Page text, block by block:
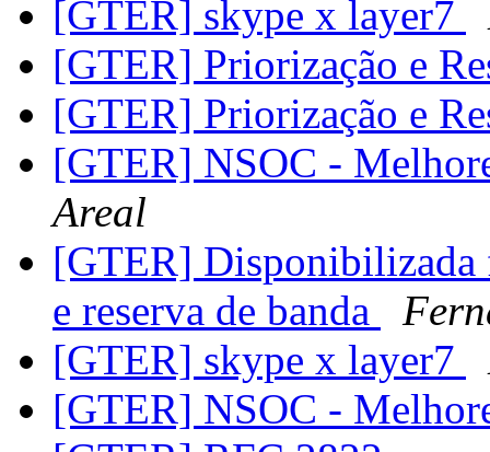
[GTER] skype x layer7
[GTER] Priorização e
[GTER] Priorização e
[GTER] NSOC -
Areal
[GTER] Disponibilizada
e reserva de banda
[GTER] skype x layer7
[GTER] NSOC -